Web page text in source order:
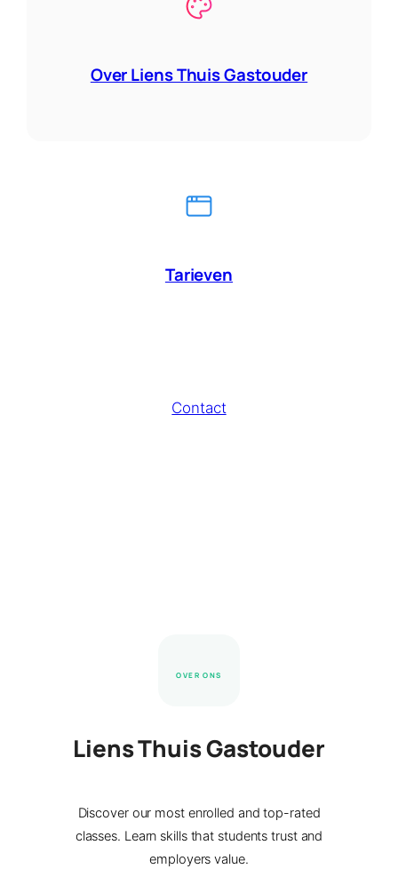
Over Liens Thuis Gastouder
Tarieven
Contact
OVER ONS
Liens Thuis Gastouder
Discover our most enrolled and top-rated
classes. Learn skills that students trust and
employers value.